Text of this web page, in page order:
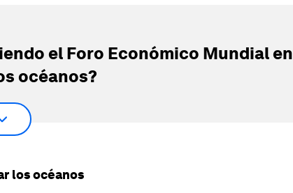
el Foro Económico Mundial en
océanos?
los océanos